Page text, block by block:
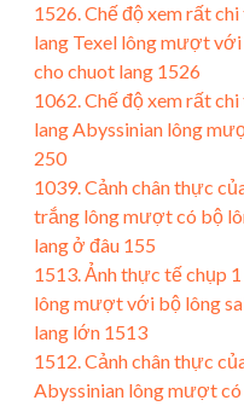
1526. Chế độ xem rất
lang Texel lông mượt với
cho chuot lang 1526
1062. Chế độ xem rất
lang Abyssinian lông
250
1039. Cảnh chân thực
trắng lông mượt có bộ
lang ở đâu 155
1513. Ảnh thực tế chụp
lông mượt với bộ lông
lang lớn 1513
1512. Cảnh chân thực
Abyssinian lông mượt có